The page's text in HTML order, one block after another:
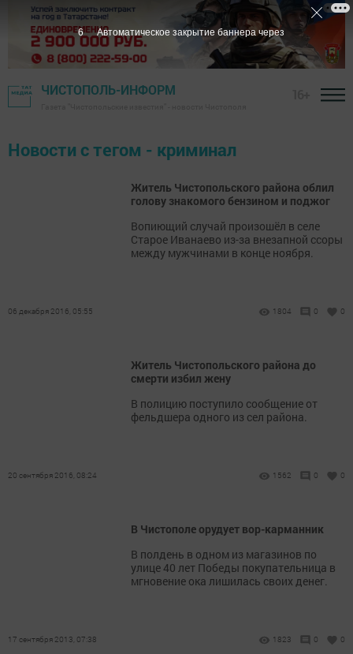
ЧИСТОПОЛЬ-ИНФОРМ
Новости с тегом - криминал
Житель Чистопольского района облил
голову знакомого бензином и поджог
Вопиющий случай произошёл в селе
Старое Иванаево из-за внезапной ссоры
между мужчинами в конце ноября.
06 декабря 2016, 05:55 1804 0 0
Житель Чистопольского района до
смерти избил жену
В полицию поступило сообщение от
фельдшера одного из сел района.
20 сентября 2016, 08:24 1562 0 0
В Чистополе орудует вор-карманник
В полдень в одном из магазинов по
улице 40 лет Победы покупательница в
мгновение ока лишилась своих денег.
17 сентября 2013, 07:38 1823 0 0
6 Автоматическое закрытие баннера через